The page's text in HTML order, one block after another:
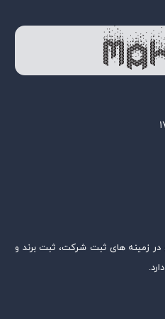
درخشان در زمینه های ثبت شرکت، ثبت برند و